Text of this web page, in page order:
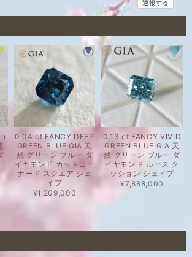
通報する
0.04 ct FANCY DEEP
GREEN BLUE GIA 天
然 グリーン ブルー ダ
イヤモンド カットコー
ナード スクエア シェ
イプ
¥1,209,000
0.13 ct FANCY VIVID
GREEN BLUE GIA 天
然 グリーン ブルー ダ
イヤモンド ルース ク
ッション シェイプ
¥7,888,000